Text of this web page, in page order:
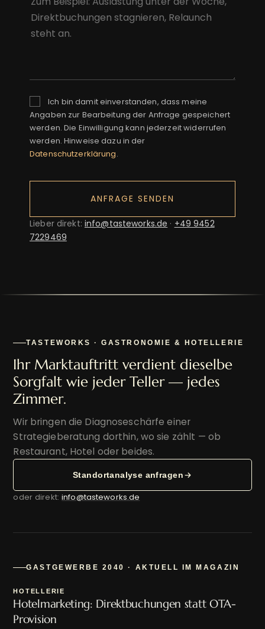
Ich bin damit einverstanden, dass meine
Angaben zur Bearbeitung der Anfrage gespeichert
werden. Die Einwilligung kann jederzeit widerrufen
werden. Hinweise dazu in der
Datenschutzerklärung.
ANFRAGE SENDEN
Lieber direkt: info@tasteworks.de · +49 9452
7229469
TASTEWORKS · GASTRONOMIE & HOTELLERIE
Ihr Marktauftritt verdient dieselbe
Sorgfalt wie jeder Teller — jedes
Zimmer.
Wir bringen die Diagnoseschärfe einer
Strategieberatung dorthin, wo sie zählt — ob
Restaurant, Hotel oder beides.
Standortanalyse anfragen
oder direkt:info@tasteworks.de
GASTGEWERBE 2040 · AKTUELL IM MAGAZIN
HOTELLERIE
Hotelmarketing: Direktbuchungen statt OTA-
Provision